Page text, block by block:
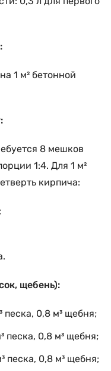
1 м² бетонной
8 мешков
1:4. Для 1 м²
кирпича:
щебень):
песка, 0,8 м³ щебня;
песка, 0,8 м³ щебня;
песка, 0,8 м³ щебня;